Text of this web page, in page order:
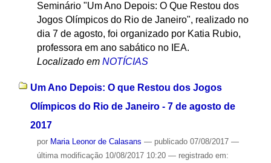
Seminário "Um Ano Depois: O Que Restou dos
Jogos Olímpicos do Rio de Janeiro", realizado no
dia 7 de agosto, foi organizado por Katia Rubio,
professora em ano sabático no IEA.
Localizado em NOTÍCIAS
Um Ano Depois: O que Restou dos Jogos
Olímpicos do Rio de Janeiro - 7 de agosto de
2017
por Maria Leonor de Calasans — publicado07/08/2017 —
última modificação10/08/2017 10:20 — registrado em: